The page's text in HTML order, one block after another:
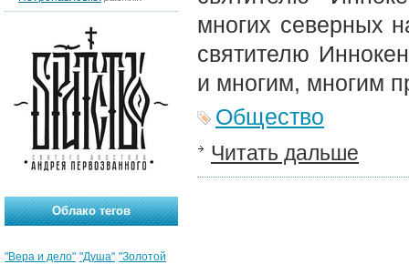
многих северных
святителю
и многим, многим
Общество
Читать дальше
Облако тегов
"Вера и дело" "Душа" "Золотой